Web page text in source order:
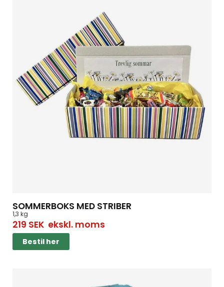
SOMMERBOKS MED STRIBER
1,3 kg
219 SEKekskl. moms
Bestil her